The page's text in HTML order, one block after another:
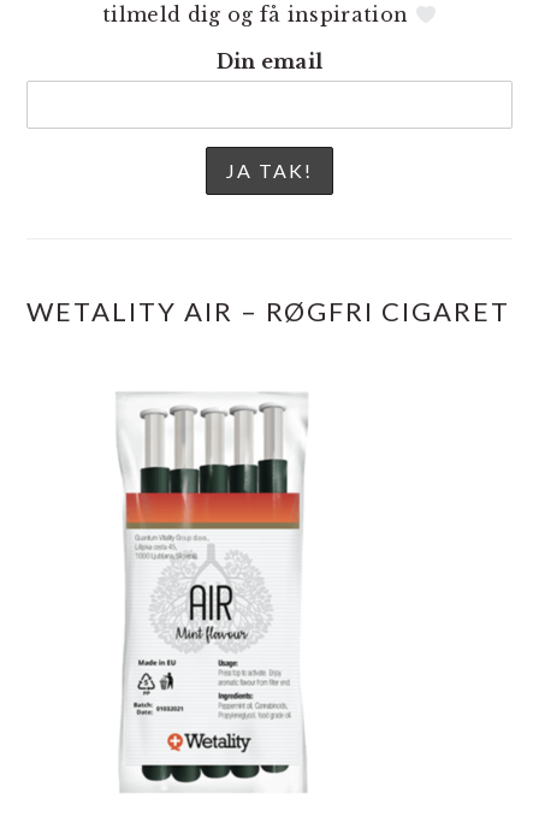
tilmeld dig og få inspiration
Din email
WETALITY AIR – RØGFRI CIGARET